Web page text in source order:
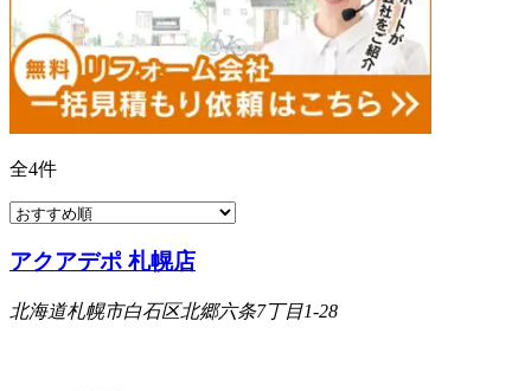
全4件
アクアデポ 札幌店
北海道札幌市白石区北郷六条7丁目1-28